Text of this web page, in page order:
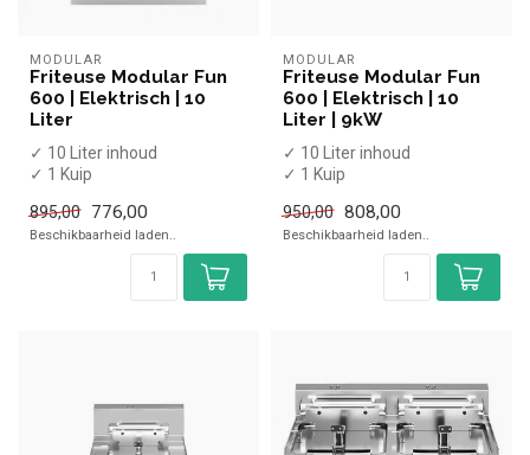
MODULAR
Friteuse Modular Fun
600 | Elektrisch | 10
Liter
✓ 10 Liter inhoud
✓ 1 Kuip
✓ Tafelmodel
✓ 7,5 kW
895,00 776,00
Beschikbaarheid laden..
MODULAR
Friteuse Modular Fun
600 | Elektrisch | 10
Liter | 9kW
✓ 10 Liter inhoud
✓ 1 Kuip
✓ Tafelmodel
✓ 9 kW
950,00 808,00
Beschikbaarheid laden..